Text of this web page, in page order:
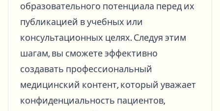
образовательного потенциала перед их
публикацией в учебных или
консультационных целях. Следуя этим
шагам, вы сможете эффективно
создавать профессиональный
медицинский контент, который уважает
конфиденциальность пациентов,